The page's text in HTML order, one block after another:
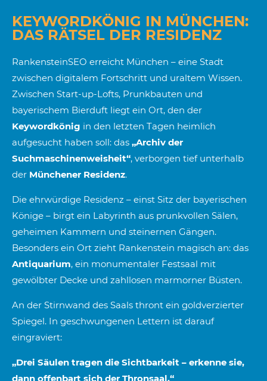
KEYWORDKÖNIG IN MÜNCHEN:
DAS RÄTSEL DER RESIDENZ
RankensteinSEO erreicht München – eine Stadt
zwischen digitalem Fortschritt und uraltem Wissen.
Zwischen Start-up-Lofts, Prunkbauten und
bayerischem Bierduft liegt ein Ort, den der
Keywordkönig in den letzten Tagen heimlich
aufgesucht haben soll: das „Archiv der
Suchmaschinenweisheit“, verborgen tief unterhalb
der Münchener Residenz.
Die ehrwürdige Residenz – einst Sitz der bayerischen
Könige – birgt ein Labyrinth aus prunkvollen Sälen,
geheimen Kammern und steinernen Gängen.
Besonders ein Ort zieht Rankenstein magisch an: das
Antiquarium, ein monumentaler Festsaal mit
gewölbter Decke und zahllosen marmorner Büsten.
An der Stirnwand des Saals thront ein goldverzierter
Spiegel. In geschwungenen Lettern ist darauf
eingraviert:
„Drei Säulen tragen die Sichtbarkeit – erkenne sie,
dann offenbart sich der Thronsaal.“